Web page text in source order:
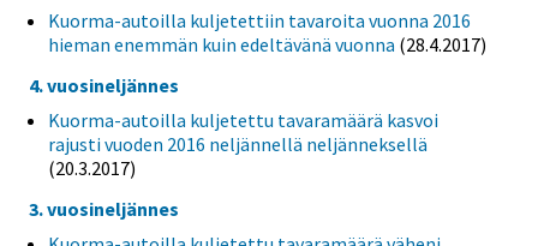
Kuorma-autoilla kuljetettiin tavaroita vuonna 2016
hieman enemmän kuin edeltävänä vuonna (28.4.2017)
4. vuosineljännes
Kuorma-autoilla kuljetettu tavaramäärä kasvoi
rajusti vuoden 2016 neljännellä neljänneksellä
(20.3.2017)
3. vuosineljännes